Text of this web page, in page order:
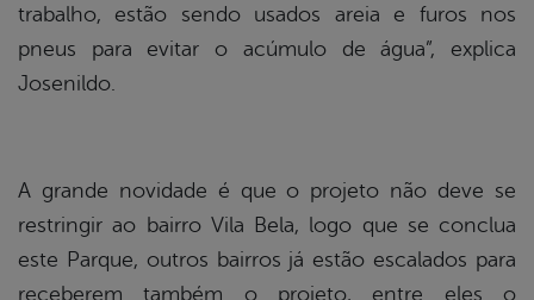
trabalho, estão sendo usados areia e furos nos
pneus para evitar o acúmulo de água”, explica
Josenildo.
A grande novidade é que o projeto não deve se
restringir ao bairro Vila Bela, logo que se conclua
este Parque, outros bairros já estão escalados para
receberem também o projeto, entre eles o